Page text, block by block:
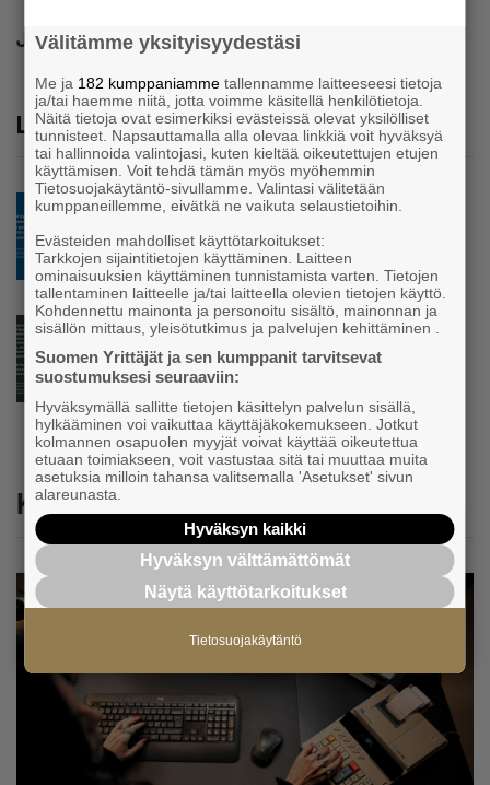
Jaa
Lue lisää
Blogi
Blogi
Yrityskylä kasvattaa alueen tulevaisuuden
tekijöitä
Katso myös
Välitämme yksityisyydestäsi
Me ja 182 kumppaniamme tallennamme laitteeseesi tietoja
ja/tai haemme niitä, jotta voimme käsitellä henkilötietoja.
Näitä tietoja ovat esimerkiksi evästeissä olevat yksilölliset
tunnisteet. Napsauttamalla alla olevaa linkkiä voit hyväksyä
tai hallinnoida valintojasi, kuten kieltää oikeutettujen etujen
käyttämisen. Voit tehdä tämän myös myöhemmin
Tietosuojakäytäntö-sivullamme. Valintasi välitetään
kumppaneillemme, eivätkä ne vaikuta selaustietoihin.
Evästeiden mahdolliset käyttötarkoitukset:
Tarkkojen sijaintitietojen käyttäminen. Laitteen
ominaisuuksien käyttäminen tunnistamista varten. Tietojen
tallentaminen laitteelle ja/tai laitteella olevien tietojen käyttö.
Kohdennettu mainonta ja personoitu sisältö, mainonnan ja
sisällön mittaus, yleisötutkimus ja palvelujen kehittäminen .
Suomen Yrittäjät ja sen kumppanit tarvitsevat
suostumuksesi seuraaviin:
Hyväksymällä sallitte tietojen käsittelyn palvelun sisällä,
hylkääminen voi vaikuttaa käyttäjäkokemukseen. Jotkut
kolmannen osapuolen myyjät voivat käyttää oikeutettua
etuaan toimiakseen, voit vastustaa sitä tai muuttaa muita
asetuksia milloin tahansa valitsemalla 'Asetukset' sivun
alareunasta.
Hyväksyn kaikki
Hyväksyn välttämättömät
Näytä käyttötarkoitukset
Tietosuojakäytäntö